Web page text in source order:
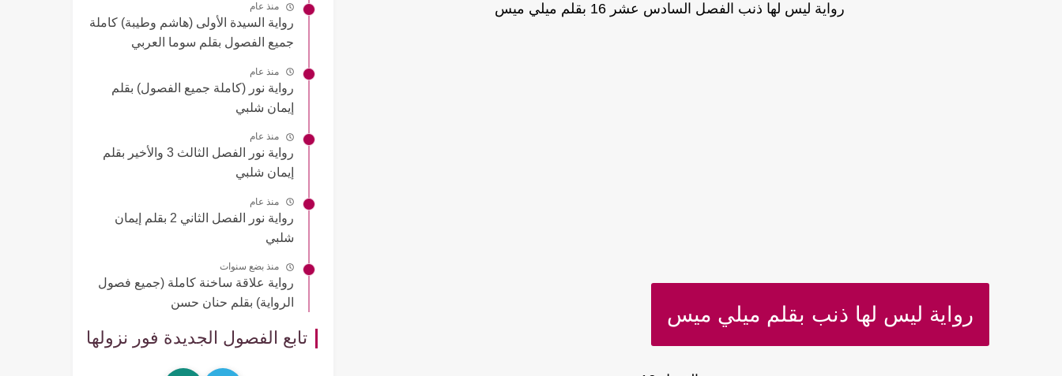
رواية ليس لها ذنب الفصل السادس عشر 16 بقلم ميلي ميس
رواية ليس لها ذنب بقلم ميلي ميس
منذ عام
رواية السيدة الأولى (هاشم وطيبة) كاملة
جميع الفصول بقلم سوما العربي
منذ عام
رواية نور (كاملة جميع الفصول) بقلم
إيمان شلبي
منذ عام
رواية نور الفصل الثالث 3 والأخير بقلم
إيمان شلبي
منذ عام
رواية نور الفصل الثاني 2 بقلم إيمان
شلبي
منذ بضع سنوات
رواية علاقة ساخنة كاملة (جميع فصول
الرواية) بقلم حنان حسن
تابع الفصول الجديدة فور نزولها